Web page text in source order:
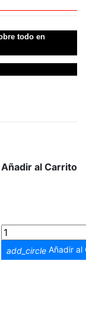
todo en
Añadir al Carrito
add_circle Añadir al